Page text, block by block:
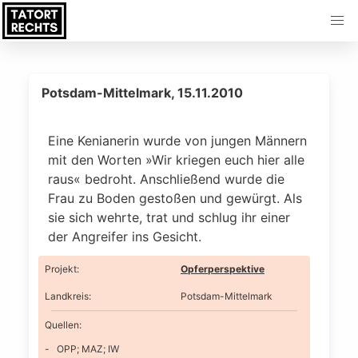
Potsdam-Mittelmark, 15.11.2010
Eine Kenianerin wurde von jungen Männern
mit den Worten »Wir kriegen euch hier alle
raus« bedroht. Anschließend wurde die
Frau zu Boden gestoßen und gewürgt. Als
sie sich wehrte, trat und schlug ihr einer
der Angreifer ins Gesicht.
Projekt: Opferperspektive
Landkreis: Potsdam-Mittelmark
Quellen:
OPP; MAZ; IW